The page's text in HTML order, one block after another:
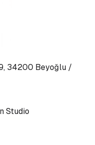
34200 Beyoğlu /
Studio